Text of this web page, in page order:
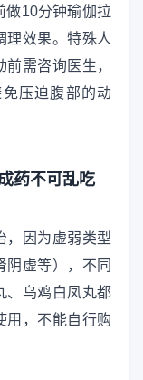
做10分钟瑜伽拉
理效果。特殊人
需咨询医生，
压迫腹部的动
药不可乱吃
，因为虚弱类型
阴虚等），不同
、乌鸡白凤丸都
用，不能自行购